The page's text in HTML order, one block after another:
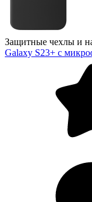
Защитные чехлы и
Galaxy S23+ с